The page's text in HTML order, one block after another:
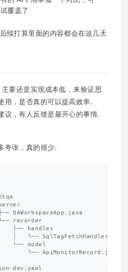
覆盖了
续打算里面的内容都会在这几天
要还是实现成本低，来验证思
用，是否真的可以提高效率.
议，有人反馈是最开心的事情.
夸张，真的很少.
recorder
├── handles
└── SqlTagFetchHandler.java
└── model
└── ApiMonitorRecord.java
dev.yaml